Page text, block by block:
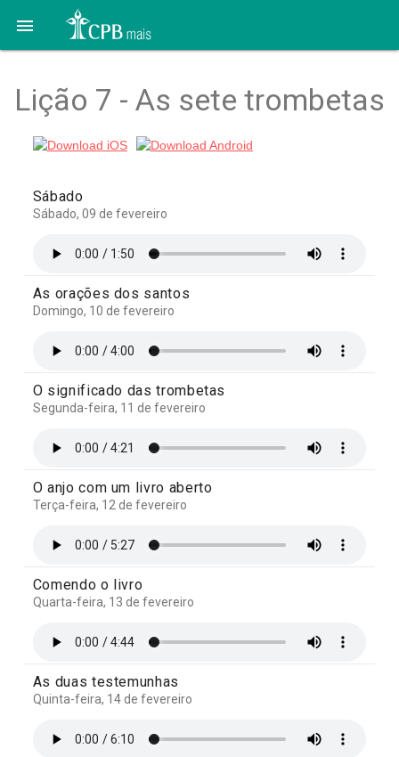

Lição 7 - As sete trombetas
Sábado
Sábado, 09 de fevereiro
As orações dos santos
Domingo, 10 de fevereiro
O significado das trombetas
Segunda-feira, 11 de fevereiro
O anjo com um livro aberto
Terça-feira, 12 de fevereiro
Comendo o livro
Quarta-feira, 13 de fevereiro
As duas testemunhas
Quinta-feira, 14 de fevereiro